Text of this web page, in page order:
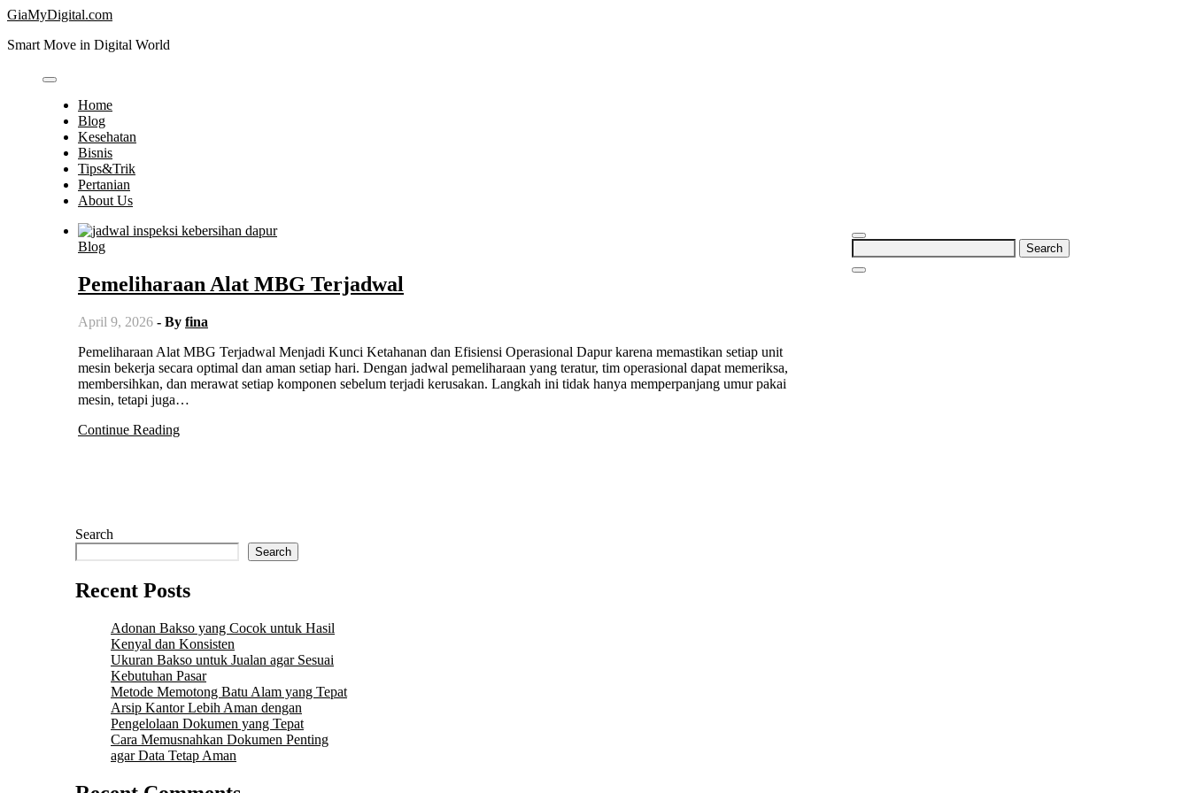
Skip
content
GiaMyDigital.com
Smart Move in Digital World
Home
Blog
Kesehatan
Bisnis
Tips&Trik
Pertanian
About Us
Search
for:
Blog
Pemeliharaan Alat MBG Terjadwal
April 9, 2026 - By fina
Pemeliharaan Alat MBG Terjadwal Menjadi Kunci Ketahanan dan Efisiensi Operasional Dapur karena memastikan setiap unit
mesin bekerja secara optimal dan aman setiap hari. Dengan jadwal pemeliharaan yang teratur, tim operasional dapat memeriksa,
membersihkan, dan merawat setiap komponen sebelum terjadi kerusakan. Langkah ini tidak hanya memperpanjang umur pakai
mesin, tetapi juga…
Continue Reading
Search
Search
Recent Posts
Adonan Bakso yang Cocok untuk Hasil
Kenyal dan Konsisten
Ukuran Bakso untuk Jualan agar Sesuai
Kebutuhan Pasar
Metode Memotong Batu Alam yang Tepat
Arsip Kantor Lebih Aman dengan
Pengelolaan Dokumen yang Tepat
Cara Memusnahkan Dokumen Penting
agar Data Tetap Aman